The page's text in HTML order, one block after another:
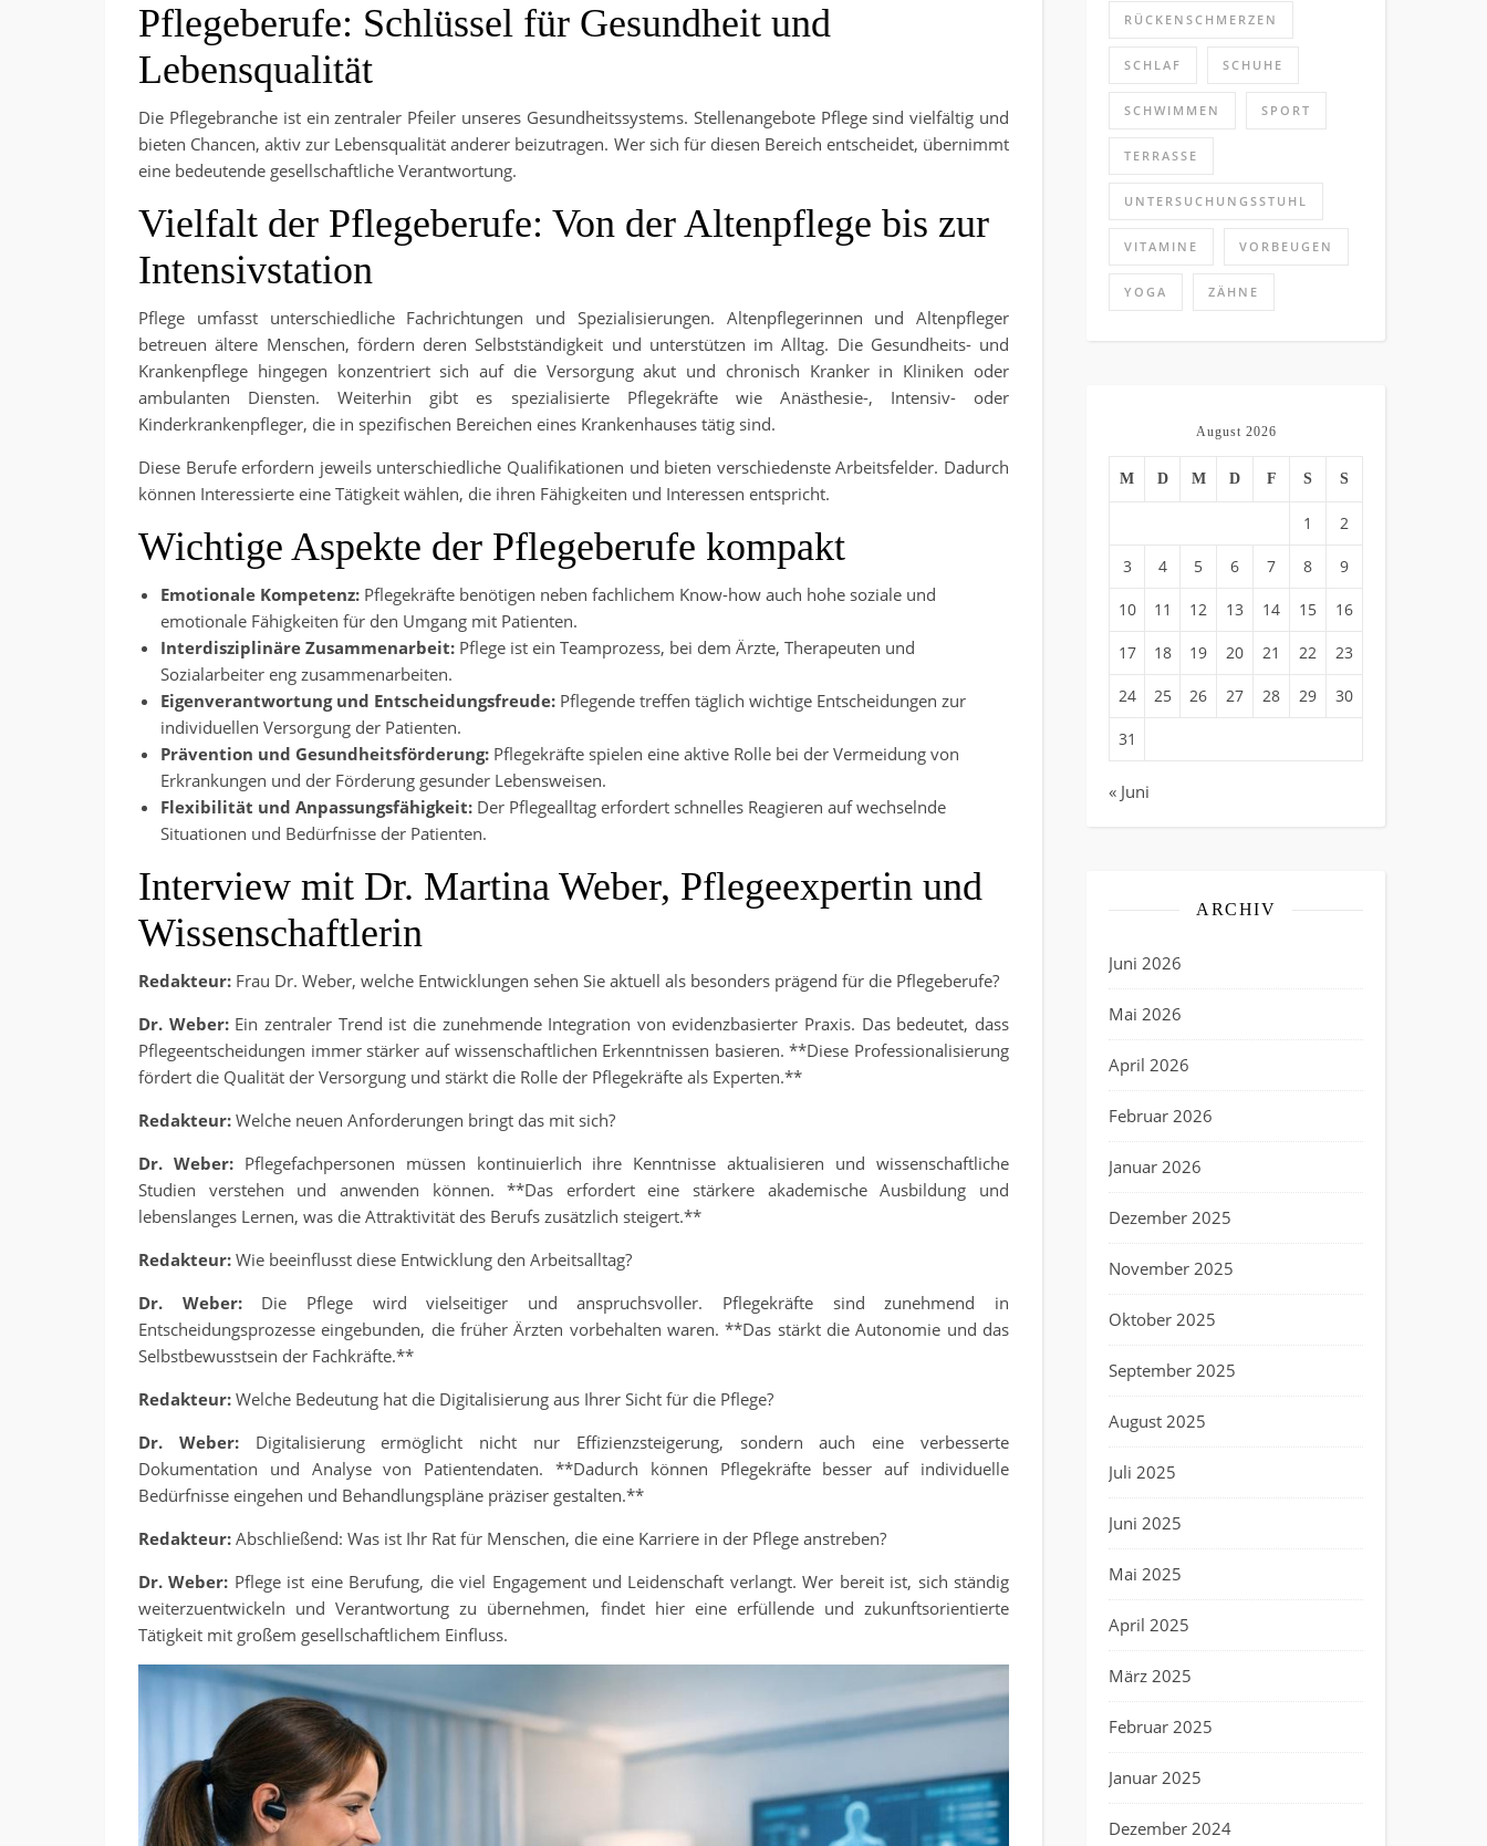
Pflegeberufe: Schlüssel für Gesundheit und
Lebensqualität
Die Pflegebranche ist ein zentraler Pfeiler unseres Gesundheitssystems. Stellenangebote Pflege sind vielfältig und
bieten Chancen, aktiv zur Lebensqualität anderer beizutragen. Wer sich für diesen Bereich entscheidet, übernimmt
eine bedeutende gesellschaftliche Verantwortung.
Vielfalt der Pflegeberufe: Von der Altenpflege bis zur
Intensivstation
Pflege umfasst unterschiedliche Fachrichtungen und Spezialisierungen. Altenpflegerinnen und Altenpfleger
betreuen ältere Menschen, fördern deren Selbstständigkeit und unterstützen im Alltag. Die Gesundheits- und
Krankenpflege hingegen konzentriert sich auf die Versorgung akut und chronisch Kranker in Kliniken oder
ambulanten Diensten. Weiterhin gibt es spezialisierte Pflegekräfte wie Anästhesie-, Intensiv- oder
Kinderkrankenpfleger, die in spezifischen Bereichen eines Krankenhauses tätig sind.
Diese Berufe erfordern jeweils unterschiedliche Qualifikationen und bieten verschiedenste Arbeitsfelder. Dadurch
können Interessierte eine Tätigkeit wählen, die ihren Fähigkeiten und Interessen entspricht.
Wichtige Aspekte der Pflegeberufe kompakt
Emotionale Kompetenz: Pflegekräfte benötigen neben fachlichem Know-how auch hohe soziale und
emotionale Fähigkeiten für den Umgang mit Patienten.
Interdisziplinäre Zusammenarbeit: Pflege ist ein Teamprozess, bei dem Ärzte, Therapeuten und
Sozialarbeiter eng zusammenarbeiten.
Eigenverantwortung und Entscheidungsfreude: Pflegende treffen täglich wichtige Entscheidungen zur
individuellen Versorgung der Patienten.
Prävention und Gesundheitsförderung: Pflegekräfte spielen eine aktive Rolle bei der Vermeidung von
Erkrankungen und der Förderung gesunder Lebensweisen.
Flexibilität und Anpassungsfähigkeit: Der Pflegealltag erfordert schnelles Reagieren auf wechselnde
Situationen und Bedürfnisse der Patienten.
Interview mit Dr. Martina Weber, Pflegeexpertin und
Wissenschaftlerin
Redakteur: Frau Dr. Weber, welche Entwicklungen sehen Sie aktuell als besonders prägend für die Pflegeberufe?
Dr. Weber:Ein zentraler Trend ist die zunehmende Integration von evidenzbasierter Praxis. Das bedeutet, dass
Pflegeentscheidungen immer stärker auf wissenschaftlichen Erkenntnissen basieren. **Diese Professionalisierung
fördert die Qualität der Versorgung und stärkt die Rolle der Pflegekräfte als Experten.**
Redakteur: Welche neuen Anforderungen bringt das mit sich?
Dr. Weber:Pflegefachpersonen müssen kontinuierlich ihre Kenntnisse aktualisieren und wissenschaftliche
Studien verstehen und anwenden können. **Das erfordert eine stärkere akademische Ausbildung und
lebenslanges Lernen, was die Attraktivität des Berufs zusätzlich steigert.**
Redakteur: Wie beeinflusst diese Entwicklung den Arbeitsalltag?
Dr. Weber:Die Pflege wird vielseitiger und anspruchsvoller. Pflegekräfte sind zunehmend in
Entscheidungsprozesse eingebunden, die früher Ärzten vorbehalten waren. **Das stärkt die Autonomie und das
Selbstbewusstsein der Fachkräfte.**
Redakteur: Welche Bedeutung hat die Digitalisierung aus Ihrer Sicht für die Pflege?
Dr. Weber:Digitalisierung ermöglicht nicht nur Effizienzsteigerung, sondern auch eine verbesserte
Dokumentation und Analyse von Patientendaten. **Dadurch können Pflegekräfte besser auf individuelle
Bedürfnisse eingehen und Behandlungspläne präziser gestalten.**
Redakteur: Abschließend: Was ist Ihr Rat für Menschen, die eine Karriere in der Pflege anstreben?
Dr. Weber: Pflege ist eine Berufung, die viel Engagement und Leidenschaft verlangt. Wer bereit ist, sich ständig
weiterzuentwickeln und Verantwortung zu übernehmen, findet hier eine erfüllende und zukunftsorientierte
Tätigkeit mit großem gesellschaftlichem Einfluss.
RÜCKENSCHMERZEN
SCHLAF SCHUHE
SCHWIMMEN SPORT
TERRASSE
UNTERSUCHUNGSSTUHL
VITAMINE VORBEUGEN
YOGA ZÄHNE
August 2026
M D M D F S S
1 2
3 4 5 6 7 8 9
10 11 12 13 14 15 16
17 18 19 20 21 22 23
24 25 26 27 28 29 30
31
« Juni
ARCHIV
Juni 2026
Mai 2026
April 2026
Februar 2026
Januar 2026
Dezember 2025
November 2025
Oktober 2025
September 2025
August 2025
Juli 2025
Juni 2025
Mai 2025
April 2025
März 2025
Februar 2025
Januar 2025
Dezember 2024